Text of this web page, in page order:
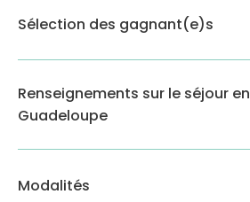
Sélection des gagnant(e)s
Renseignements sur le séjour en
Guadeloupe
Modalités